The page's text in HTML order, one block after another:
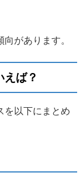
があります。
えば？
を以下にまとめ